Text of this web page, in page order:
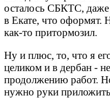
осталось СБКТС, даже
в Екате, что оформят.
как-то притормозил.
Ну и плюс, то, что я
целиком и в дербан -
продолжению работ.
нужно руки приложить